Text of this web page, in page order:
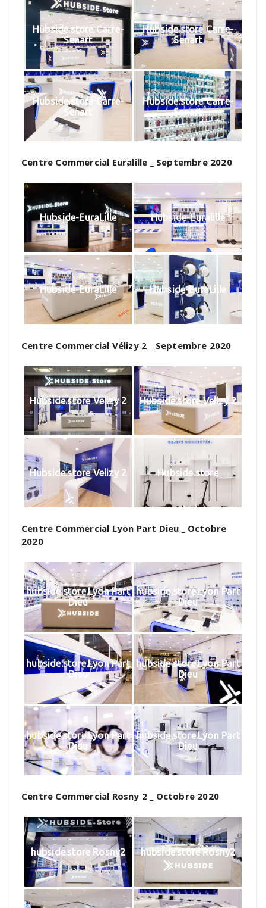
Hubside.store Carre-
Senart
Hubside.store Carre-
Senart
Hubside.store Carre-
Senart
Hubside.store Carre-
Senart
Centre Commercial Euralille _ Septembre 2020
Hubside-EuraLille Hubside-Euralille
Hubside-EuraLille Hubside-EuraLille
Centre Commercial Vélizy 2 _ Septembre 2020
Hubside.store Velizy 2 Hubside.store Velizy 2
Hubside.store Velizy 2 Hubside.store
Centre Commercial Lyon Part Dieu _ Octobre
2020
hubside.store.Lyon Part
Dieu
hubside.store.Lyon Part
Dieu
hubside.store.Lyon Part
Dieu
hubside.store.Lyon Part
Dieu
hubside.store.Lyon Part
Dieu
hubside.store.Lyon Part
Dieu
Centre Commercial Rosny 2 _ Octobre 2020
hubside.store Rosny2 hubside.store Rosny2